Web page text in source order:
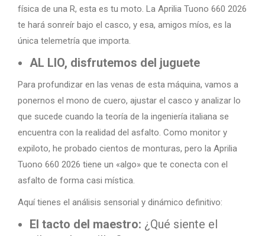
física de una R, esta es tu moto. La Aprilia Tuono 660 2026
te hará sonreír bajo el casco, y esa, amigos míos, es la
única telemetría que importa.
AL LIO, disfrutemos del juguete
Para profundizar en las venas de esta máquina, vamos a
ponernos el mono de cuero, ajustar el casco y analizar lo
que sucede cuando la teoría de la ingeniería italiana se
encuentra con la realidad del asfalto. Como monitor y
expiloto, he probado cientos de monturas, pero la Aprilia
Tuono 660 2026 tiene un «algo» que te conecta con el
asfalto de forma casi mística.
Aquí tienes el análisis sensorial y dinámico definitivo:
El tacto del maestro: ¿Qué siente el